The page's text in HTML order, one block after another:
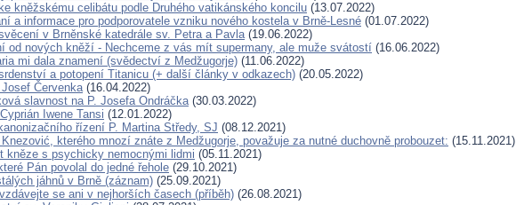
kněžskému celibátu podle Druhého vatikánského koncilu (13.07.2022)
a informace pro podporovatele vzniku nového kostela v Brně-Lesné (01.07.2022)
v Brněnské katedrále sv. Petra a Pavla(19.06.2022)
od nových kněží - Nechceme z vás mít supermany, ale muže svátostí (16.06.2022)
mi dala znamení (svědectví z Medžugorje) (11.06.2022)
a potopení Titanicu (+ další články v odkazech) (20.05.2022)
Červenka(16.04.2022)
slavnost na P. Josefa Ondráčka(30.03.2022)
Iwene Tansi (12.01.2022)
řízení P. Martina Středy, SJ (08.12.2021)
Knezović, kterého mnozí znáte z Medžugorje, považuje za nutné duchovně probouzet: (15.11.2021)
kněze s psychicky nemocnými lidmi (05.11.2021)
Pán povolal do jedné řehole (29.10.2021)
jáhnů v Brně (záznam) (25.09.2021)
se ani v nejhorších časech (příběh) (26.08.2021)